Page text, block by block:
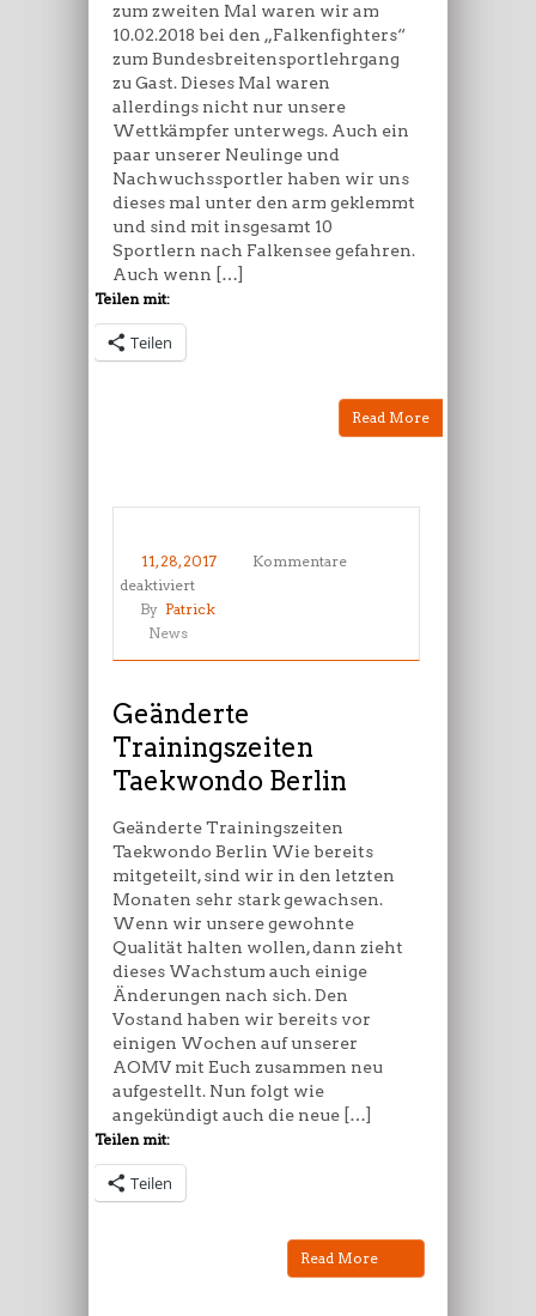
zum zweiten Mal waren wir am
10.02.2018 bei den „Falkenfighters“
zum Bundesbreitensportlehrgang
zu Gast. Dieses Mal waren
allerdings nicht nur unsere
Wettkämpfer unterwegs. Auch ein
paar unserer Neulinge und
Nachwuchssportler haben wir uns
dieses mal unter den arm geklemmt
und sind mit insgesamt 10
Sportlern nach Falkensee gefahren.
Auch wenn […]
Teilen mit:
Teilen
Read More
11, 28, 2017
Kommentare
deaktiviertfür
Geänderte
Taekwondo
By Patrick
News
Geänderte
Trainingszeiten
Taekwondo Berlin
Geänderte Trainingszeiten
Taekwondo Berlin Wie bereits
mitgeteilt, sind wir in den letzten
Monaten sehr stark gewachsen.
Wenn wir unsere gewohnte
Qualität halten wollen, dann zieht
dieses Wachstum auch einige
Änderungen nach sich. Den
Vostand haben wir bereits vor
einigen Wochen auf unserer
AOMV mit Euch zusammen neu
aufgestellt. Nun folgt wie
angekündigt auch die neue […]
Teilen mit:
Teilen
Read More